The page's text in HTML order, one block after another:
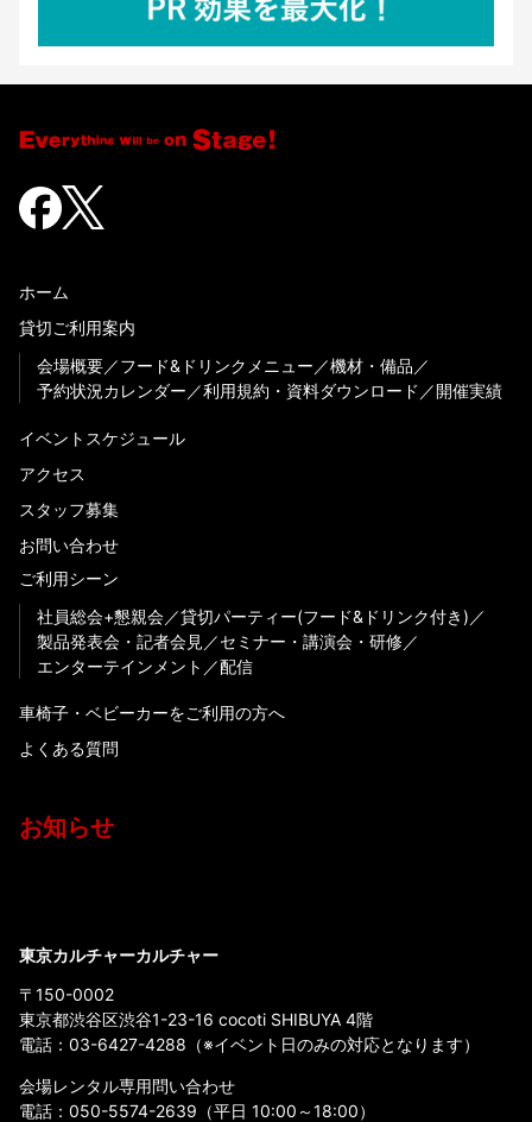
ホーム
貸切ご利用案内
会場概要
フード&ドリンクメニュー
機材・備品
予約状況カレンダー
利用規約・資料ダウンロード 開催実績
イベントスケジュール
アクセス
スタッフ募集
お問い合わせ
ご利用シーン
社員総会+懇親会
貸切パーティー(フード&ドリンク付き)
製品発表会・記者会見
セミナー・講演会・研修
エンターテインメント
配信
車椅子・ベビーカーをご利用の方へ
よくある質問
お知らせ
東京カルチャーカルチャー
〒150-0002
東京都渋谷区渋谷1-23-16 cocoti SHIBUYA 4階
電話： 03-6427-4288 （※イベント日のみの対応となります）
会場レンタル専用問い合わせ
電話： 050-5574-2639 （平日 10:00～18:00）